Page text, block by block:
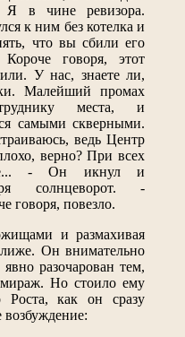
Я в чине ревизора.
к ним без котелка и
что вы сбили его
говоря, этот
У нас, знаете ли,
Малейший промах
места, и
самыми скверными.
ведь Центр
верно? При всех
- Он икнул и
солнцеворот. -
говоря, повезло.
и размахивая
Он внимательно
разочарован тем,
Но стоило ему
как он сразу